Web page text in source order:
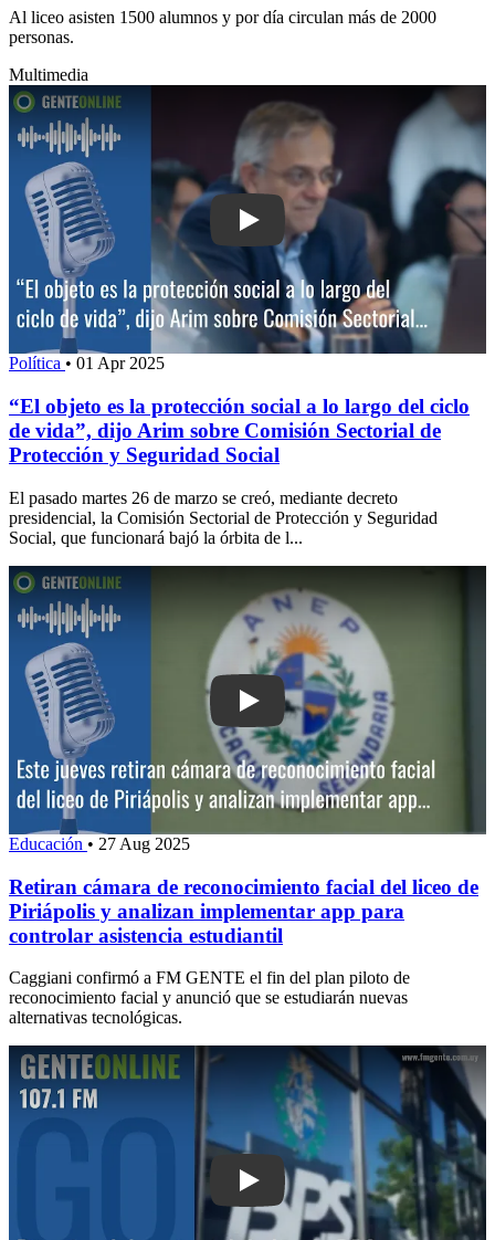
Al liceo asisten 1500 alumnos y por día circulan más de 2000
personas.
Multimedia
Play: “El objeto es la protección
Política • 01 Apr 2025
“El objeto es la protección social a lo largo del ciclo
de vida”, dijo Arim sobre Comisión Sectorial de
Protección y Seguridad Social
El pasado martes 26 de marzo se creó, mediante decreto
presidencial, la Comisión Sectorial de Protección y Seguridad
Social, que funcionará bajó la órbita de l...
Play: Retiran cámara de
Educación • 27 Aug 2025
Retiran cámara de reconocimiento facial del liceo de
Piriápolis y analizan implementar app para
controlar asistencia estudiantil
Caggiani confirmó a FM GENTE el fin del plan piloto de
reconocimiento facial y anunció que se estudiarán nuevas
alternativas tecnológicas.
Play: Director del sector jubilados de